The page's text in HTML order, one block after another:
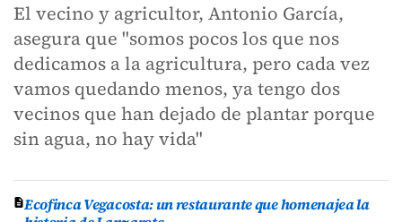
El vecino y agricultor, Antonio García,
asegura que "somos pocos los que nos
dedicamos a la agricultura, pero cada vez
vamos quedando menos, ya tengo dos
vecinos que han dejado de plantar porque
sin agua, no hay vida"
Ecofinca Vegacosta: un restaurante que homenajea la